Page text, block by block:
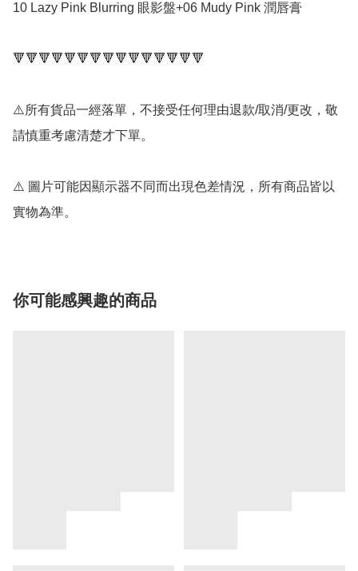
10 Lazy Pink Blurring 眼影盤+06 Mudy Pink 潤唇膏
🔻🔻🔻🔻🔻🔻🔻🔻🔻🔻🔻🔻🔻🔻🔻
⚠️所有貨品一經落單，不接受任何理由退款/取消/更改，敬
請慎重考慮清楚才下單。
⚠️ 圖片可能因顯示器不同而出現色差情況，所有商品皆以
實物為準。
你可能感興趣的商品